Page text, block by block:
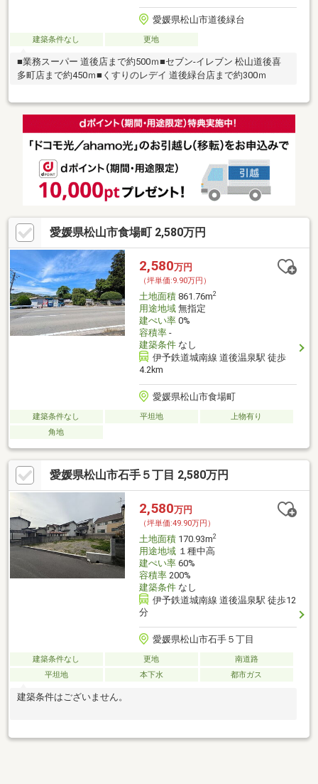
愛媛県松山市道後緑台
建築条件なし 更地
■業務スーパー 道後店まで約500ｍ■セブン-イレブン 松山道後喜
多町店まで約450ｍ■くすりのレデイ 道後緑台店まで約300ｍ
愛媛県松山市食場町 2,580万円
2,580万円
（坪単価:9.90万円）
土地面積861.76m2
用途地域無指定
建ぺい率0%
容積率-
建築条件なし
伊予鉄道城南線 道後温泉駅 徒歩
4.2km
愛媛県松山市食場町
建築条件なし 平坦地
上物有り
角地
愛媛県松山市石手５丁目 2,580万円
2,580万円
（坪単価:49.90万円）
土地面積170.93m2
用途地域１種中高
建ぺい率60%
容積率200%
建築条件なし
伊予鉄道城南線 道後温泉駅 徒歩12
分
愛媛県松山市石手５丁目
建築条件なし 更地
南道路
平坦地
本下水 都市ガス
建築条件はございません。